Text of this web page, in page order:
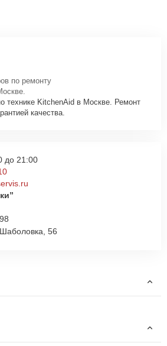
по ремонту
технике KitchenAid в Москве. Ремонт
качества.
56
до 21:00